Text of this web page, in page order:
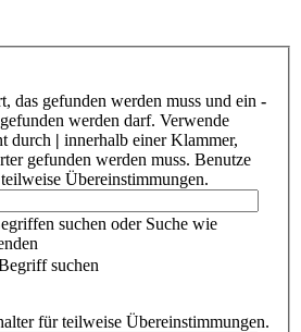
das gefunden werden muss und ein -
werden darf. Verwende
durch | innerhalb einer Klammer,
gefunden werden muss. Benutze
Übereinstimmungen.
suchen oder Suche wie
suchen
für teilweise Übereinstimmungen.